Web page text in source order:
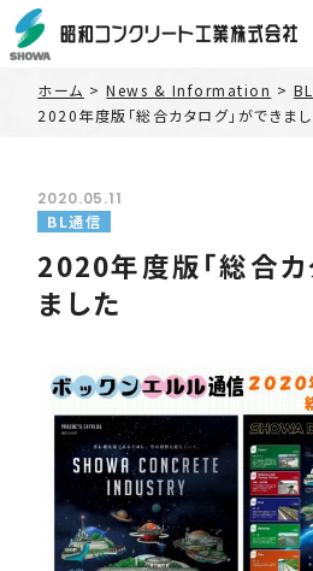
ホーム >News & Information >
2020年度版「総合カタログ」ができま
2020.05.11
BL通信
2020年度版「総合カ
ました